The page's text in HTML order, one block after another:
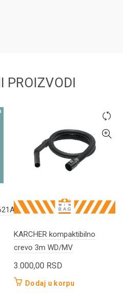
PROIZVODI
VCK2023
KARCHER kompaktibilno
crevo 3m WD/MV
3.000,00 RSD
Dodaj u korpu